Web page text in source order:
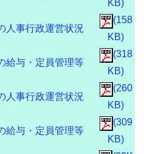
KB)
人事行政運営状況
(158
KB)
給与・定員管理等
(318
KB)
人事行政運営状況
(260
KB)
給与・定員管理等
(309
KB)